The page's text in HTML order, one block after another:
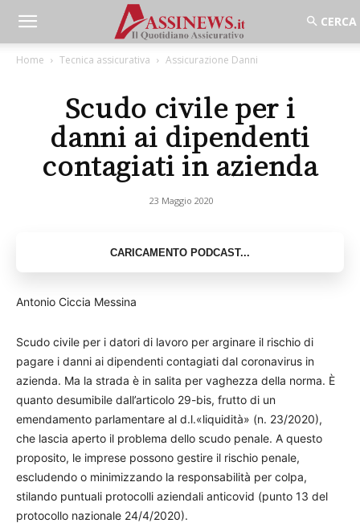
Home Tecnica assicurativa Assicurazione Danni
Scudo civile per i
danni ai dipendenti
contagiati in azienda
23 Maggio 2020
Antonio Ciccia Messina
Scudo civile per i datori di lavoro per arginare il rischio di
pagare i danni ai dipendenti contagiati dal coronavirus in
azienda. Ma la strada è in salita per vaghezza della norma. È
quanto desumibile dall’articolo 29-bis, frutto di un
emendamento parlamentare al d.l.«liquidità» (n. 23/2020),
che lascia aperto il problema dello scudo penale. A questo
proposito, le imprese possono gestire il rischio penale,
escludendo o minimizzando la responsabilità per colpa,
stilando puntuali protocolli aziendali anticovid (punto 13 del
protocollo nazionale 24/4/2020).